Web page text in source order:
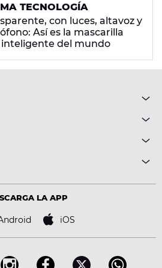
TECNOLOGÍA
con luces, altavoz y
Así es la mascarilla
inteligente del mundo
FM
LA APP
iOS